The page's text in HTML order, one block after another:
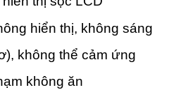
hiển thị, không sáng
không thể cảm ứng
không ăn